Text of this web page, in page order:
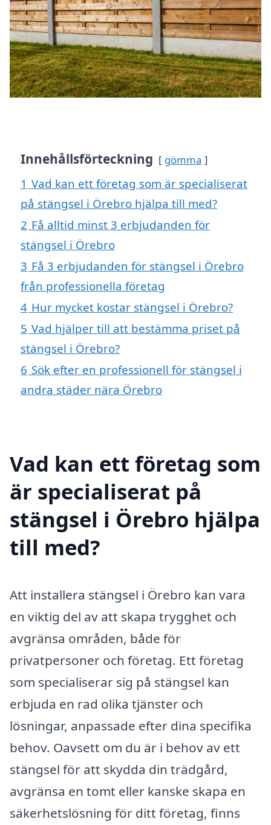
Innehållsförteckning gömma
1 Vad kan ett företag som är specialiserat
på stängsel i Örebro hjälpa till med?
2 Få alltid minst 3 erbjudanden för
stängsel i Örebro
3 Få 3 erbjudanden för stängsel i Örebro
från professionella företag
4 Hur mycket kostar stängsel i Örebro?
5 Vad hjälper till att bestämma priset på
stängsel i Örebro?
6 Sök efter en professionell för stängsel i
andra städer nära Örebro
Vad kan ett företag som
är specialiserat på
stängsel i Örebro hjälpa
till med?
Att installera stängsel i Örebro kan vara
en viktig del av att skapa trygghet och
avgränsa områden, både för
privatpersoner och företag. Ett företag
som specialiserar sig på stängsel kan
erbjuda en rad olika tjänster och
lösningar, anpassade efter dina specifika
behov. Oavsett om du är i behov av ett
stängsel för att skydda din trädgård,
avgränsa en tomt eller kanske skapa en
säkerhetslösning för ditt företag, finns